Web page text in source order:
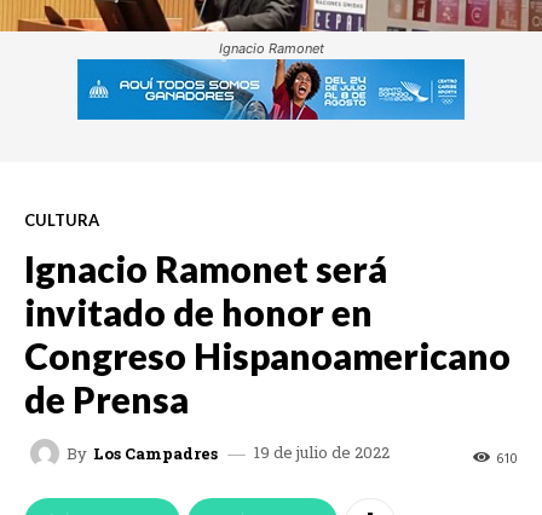
Ignacio Ramonet
CULTURA
Ignacio Ramonet será
invitado de honor en
Congreso Hispanoamericano
de Prensa
By Los Campadres 19 de julio de 2022 610